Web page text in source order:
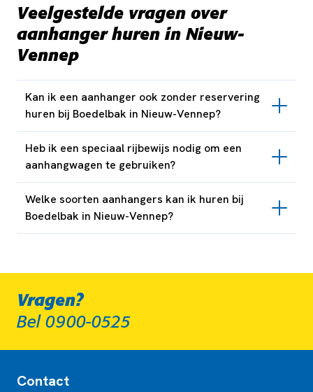
Veelgestelde vragen over
aanhanger huren in Nieuw-
Vennep
Kan ik een aanhanger ook zonder reservering
huren bij Boedelbak in Nieuw-Vennep?
Heb ik een speciaal rijbewijs nodig om een
aanhangwagen te gebruiken?
Welke soorten aanhangers kan ik huren bij
Boedelbak in Nieuw-Vennep?
Vragen?
Bel 0900-0525
Contact